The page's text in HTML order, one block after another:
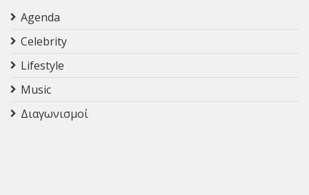
Agenda
Celebrity
Lifestyle
Music
Διαγωνισμοί